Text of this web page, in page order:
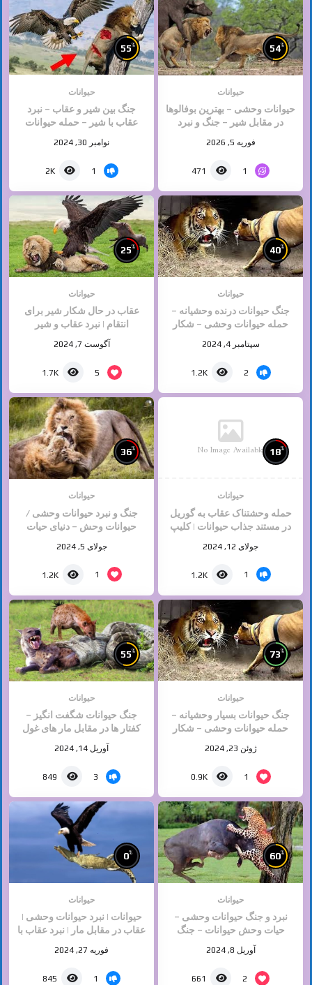
54%
حیوانات
حیوانات وحشی – بهترین بوفالوها
در مقابل شیر – جنگ و نبرد
فوریه 5, 2026
1
471
55%
حیوانات
جنگ بین شیر و عقاب – نبرد
عقاب با شیر – حمله حیوانات
نوامبر 30, 2024
1
2K
40%
حیوانات
جنگ حیوانات درنده وحشیانه –
حمله حیوانات وحشی – شکار
حیوانات
سپتامبر 4, 2024
2
1.2K
25%
حیوانات
عقاب در حال شکار شیر برای
انتقام | نبرد عقاب و شیر‎
آگوست 7, 2024
5
1.7K
No Image Available 18%
حیوانات
حمله وحشتناک عقاب به گوریل
در مستند جذاب حیوانات | کلیپ
جولای 12, 2024
1
1.2K
36%
حیوانات
جنگ و نبرد حیوانات وحشی /
حیوانات وحش – دنیای حیات
جولای 5, 2024
1
1.2K
73%
حیوانات
جنگ حیوانات بسیار وحشیانه –
حمله حیوانات وحشی – شکار
ژوئن 23, 2024
1
0.9K
55%
حیوانات
جنگ حیوانات شگفت انگیز –
کفتار ها در مقابل مار های غول
آوریل 14, 2024
3
849
60%
حیوانات
نبرد و جنگ حیوانات وحشی –
حیات وحش حیوانات – جنگ
خطرناک حیوانات
آوریل 8, 2024
2
661
0%
حیوانات
حیوانات | نبرد حیوانات وحشی |
عقاب در مقابل مار | نبرد عقاب با
فوریه 27, 2024
1
845